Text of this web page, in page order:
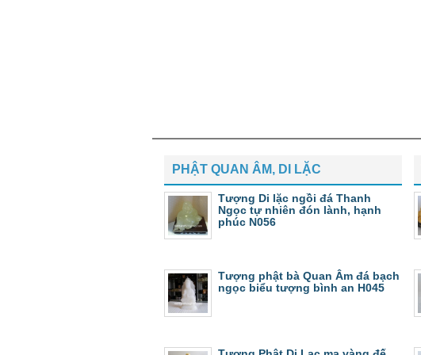
PHẬT QUAN ÂM, DI LẶC
Tượng Di lặc ngồi đá Thanh
Ngọc tự nhiên đón lành, hạnh
phúc N056
Tượng phật bà Quan Âm đá bạch
ngọc biểu tượng bình an H045